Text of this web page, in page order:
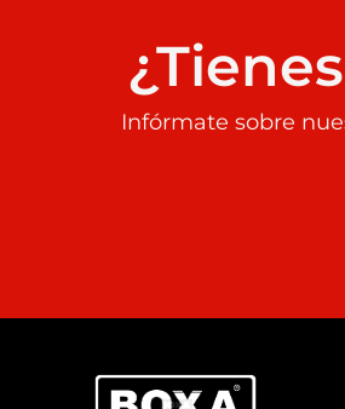
Infórmate sobre